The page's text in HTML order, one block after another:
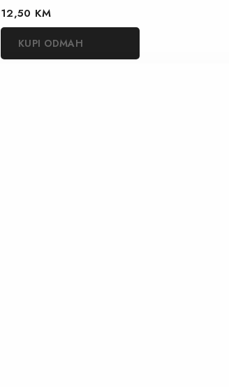
0
out
of
12,50 KM
KUPI ODMAH